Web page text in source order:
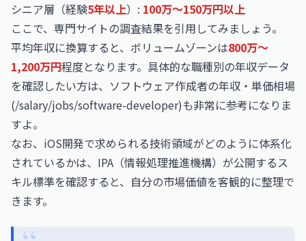
シニア層（経験5年以上）: 100万〜150万円以上
ここで、専門サイトの調査結果を引用してみましょう。
平均年収に換算すると、ボリュームゾーンは800万〜
1,200万円程度となります。具体的な職種別の年収データ
を確認したい方は、ソフトウェア作成者の年収・単価相場
(/salary/jobs/software-developer)も非常に参考になりま
すよ。
なお、iOS開発で求められる技術領域がどのように体系化
されているかは、IPA（情報処理推進機構）が公開するス
キル標準を確認すると、自分の市場価値を客観的に整理で
きます。